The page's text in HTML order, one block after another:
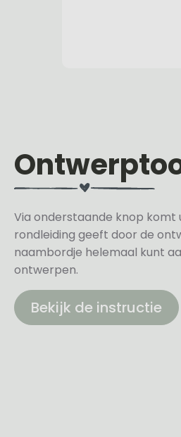
Via onderstaande knop komt
rondleiding geeft door de
naambordje helemaal kunt
ontwerpen.
Bekijk de instructie